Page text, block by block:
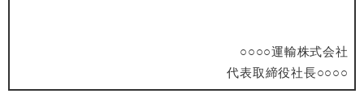
○○○○運輸株式会社
代表取締役社長○○○○